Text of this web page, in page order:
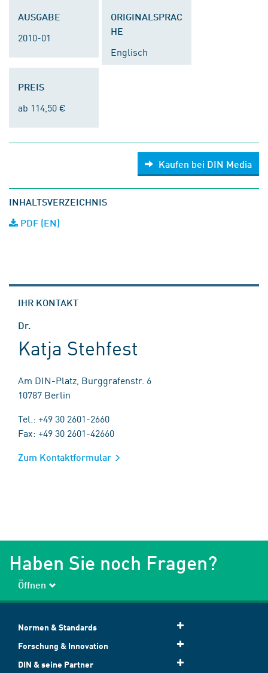
AUSGABE
2010-01
ORIGINALSPRAC
HE
Englisch
PREIS
ab 114,50 €
Kaufen bei DIN Media
INHALTSVERZEICHNIS
PDF (EN)
IHR KONTAKT
Dr.
Katja Stehfest
Am DIN-Platz, Burggrafenstr. 6
10787 Berlin
Tel.: +49 30 2601-2660
Fax: +49 30 2601-42660
Zum Kontaktformular
Haben Sie noch Fragen?
Öffnen
Normen & Standards
Forschung & Innovation
DIN & seine Partner